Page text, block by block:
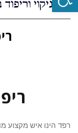
רפד הינו איש מקצוע